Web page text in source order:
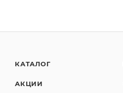
КАТАЛОГ
АКЦИИ